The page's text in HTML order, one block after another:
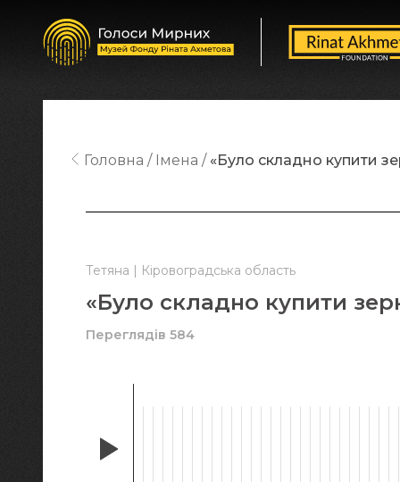
Тетяна | Кіровоградська область
«Було складно купити
Переглядів 584
Головна Імена «Було складно купити